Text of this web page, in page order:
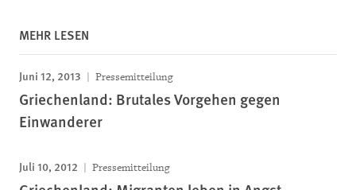
MEHR LESEN
Juni 12, 2013 Pressemitteilung
Griechenland: Brutales Vorgehen gegen
Einwanderer
Juli 10, 2012 Pressemitteilung